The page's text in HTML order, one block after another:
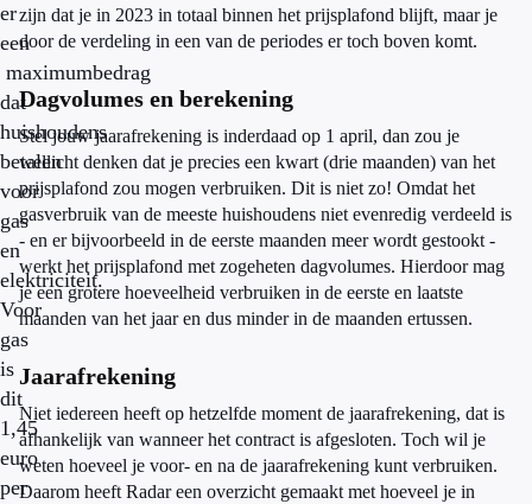
er
een
maximumbedrag
dat
huishoudens
betalen
voor
gas
en
elektriciteit.
Voor
gas
is
dit
1,45
euro
per
zijn dat je in 2023 in totaal binnen het prijsplafond blijft, maar je
door de verdeling in een van de periodes er toch boven komt.
Dagvolumes en berekening
Stel jouw jaarafrekening is inderdaad op 1 april, dan zou je
wellicht denken dat je precies een kwart (drie maanden) van het
prijsplafond zou mogen verbruiken. Dit is niet zo! Omdat het
gasverbruik van de meeste huishoudens niet evenredig verdeeld is
- en er bijvoorbeeld in de eerste maanden meer wordt gestookt -
werkt het prijsplafond met zogeheten dagvolumes. Hierdoor mag
je een grotere hoeveelheid verbruiken in de eerste en laatste
maanden van het jaar en dus minder in de maanden ertussen.
Jaarafrekening
Niet iedereen heeft op hetzelfde moment de jaarafrekening, dat is
afhankelijk van wanneer het contract is afgesloten. Toch wil je
weten hoeveel je voor- en na de jaarafrekening kunt verbruiken.
Daarom heeft Radar een overzicht gemaakt met hoeveel je in